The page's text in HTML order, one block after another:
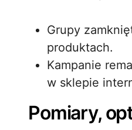
Grupy
produktach.
Kampanie
w sklepie
Pomiary,